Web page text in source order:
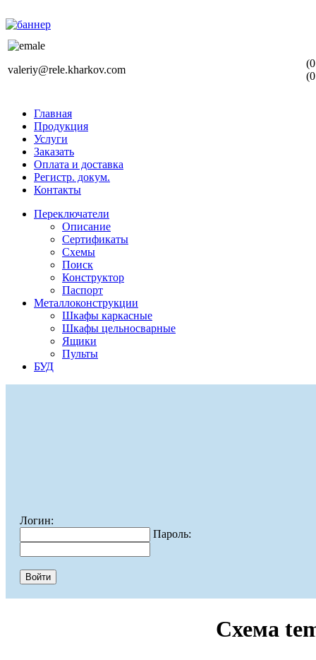
valeriy@rele.kharkov.com
Главная
Продукция
Услуги
Заказать
Оплата и доставка
Регистр. докум.
Контакты
Переключатели
Описание
Сертификаты
Схемы
Поиск
Конструктор
Паспорт
Металлоконструкции
Шкафы каркасные
Шкафы цельносварные
Ящики
Пульты
БУД
Логин:
Пароль:
Схема